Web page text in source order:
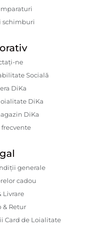
schimburi
ne
Socială
DiKa
DiKa
DiKa
generale
cadou
Livrare
& Retur
Card de Loialitate